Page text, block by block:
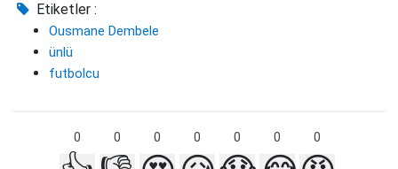
Etiketler :
Ousmane Dembele
ünlü
futbolcu
0 0 0 0 0 0 0